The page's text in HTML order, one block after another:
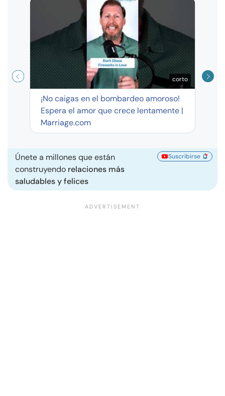
corto
¡No caigas en el bombardeo amoroso!
Espera el amor que crece lentamente |
Marriage.com
Únete a millones que están
construyendo relaciones más
saludables y felices
Suscribirse